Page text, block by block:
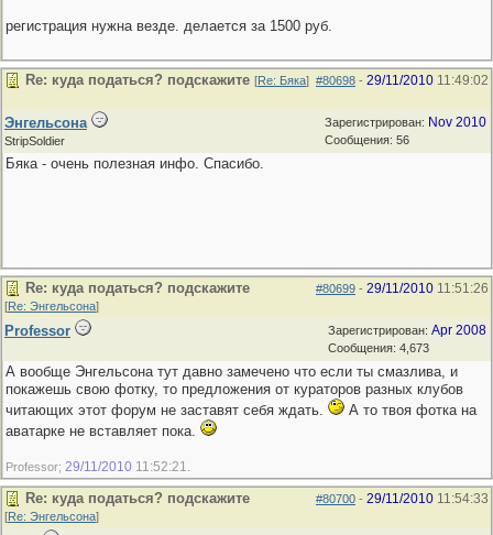
регистрация нужна везде. делается за 1500 руб.
#80698 - 29/11/2010 11:49:02
Re: куда податься? подскажите [Re: Бяка]
Зарегистрирован: Nov 2010
Сообщения: 56
Энгельсона
StripSoldier
Бяка - очень полезная инфо. Спасибо.
#80699 - 29/11/2010 11:51:26
Re: куда податься? подскажите
[Re: Энгельсона]
Зарегистрирован: Apr 2008
Сообщения: 4,673
Professor
А вообще Энгельсона тут давно замечено что если ты смазлива, и
покажешь свою фотку, то предложения от кураторов разных клубов
читающих этот форум не заставят себя ждать.
А то твоя фотка на
аватарке не вставляет пока.
Professor; 29/11/2010 11:52:21
#80700 - 29/11/2010 11:54:33
Re: куда податься? подскажите
[Re: Энгельсона]